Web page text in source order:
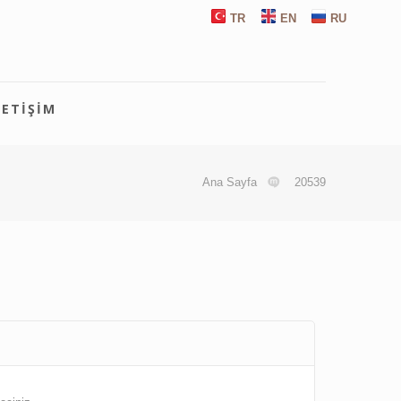
RU
EN
TR
Ana Sayfa 20539